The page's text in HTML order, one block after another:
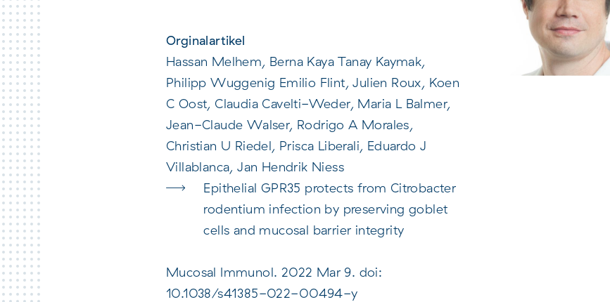
Orginalartikel
Hassan Melhem, Berna Kaya Tanay Kaymak,
Philipp Wuggenig Emilio Flint, Julien Roux, Koen
C Oost, Claudia Cavelti-Weder, Maria L Balmer,
Jean-Claude Walser, Rodrigo A Morales,
Christian U Riedel, Prisca Liberali, Eduardo J
Villablanca, Jan Hendrik Niess
Epithelial GPR35 protects from Citrobacter
rodentium infection by preserving goblet
cells and mucosal barrier integrity
Mucosal Immunol. 2022 Mar 9. doi:
10.1038/s41385-022-00494-y